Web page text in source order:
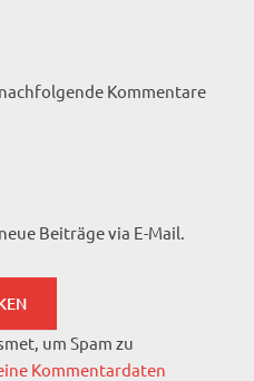
Kommentare
Beiträge via E-Mail.
um Spam zu
Kommentardaten